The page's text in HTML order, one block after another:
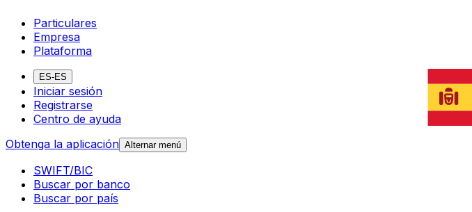
Particulares
Empresa
Plataforma
ES-ES
Iniciar sesión
Registrarse
Centro de ayuda
Obtenga la aplicación Alternar menú
SWIFT/BIC
Buscar por banco
Buscar por país